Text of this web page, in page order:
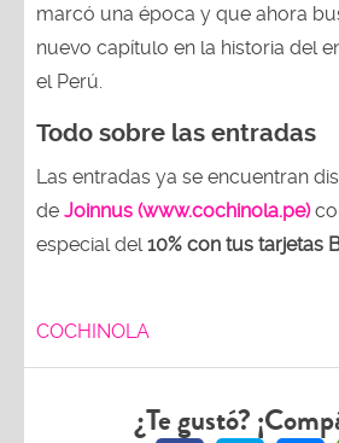
marcó una época y que ahora
nuevo capítulo en la historia del
el Perú.
Todo sobre las entradas
Las entradas ya se encuentran
de Joinnus (www.cochinola.pe)
especial del10% con tus tarjetas
COCHINOLA
¿Te gustó?